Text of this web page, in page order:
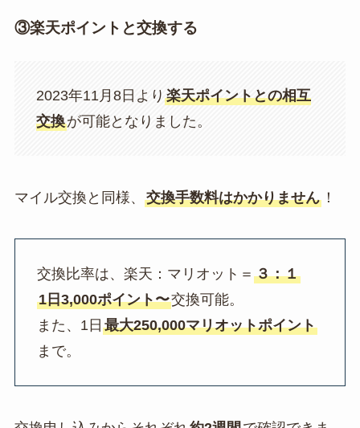
③楽天ポイントと交換する
2023年11月8日より 楽天ポイントとの相互
交換が可能となりました。
マイル交換と同様、 交換手数料はかかりません！
交換比率は、楽天：マリオット＝ ３：１
1日3,000ポイント〜交換可能。
また、1日 最大250,000マリオットポイント
まで。